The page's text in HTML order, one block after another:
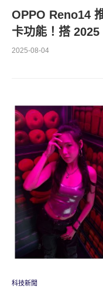
OPPO Reno14
卡功能！搭 2025
2025-08-04
科技新聞